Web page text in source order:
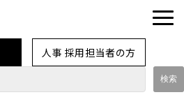
人事 採用担当者の方